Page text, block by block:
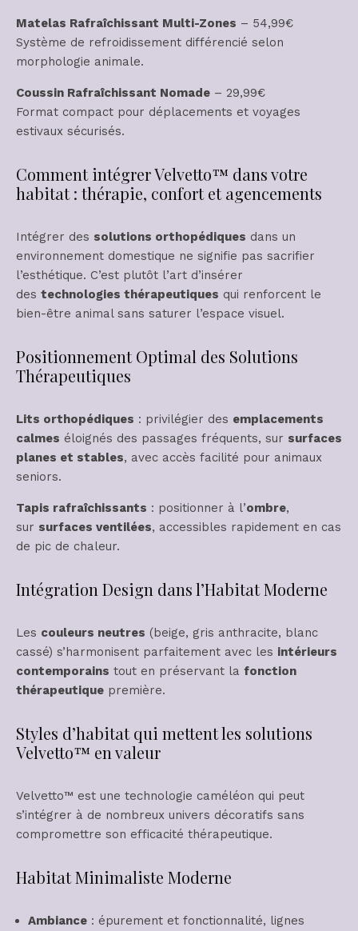
Matelas Rafraîchissant Multi-Zones – 54,99€
Système de refroidissement différencié selon
morphologie animale.
Coussin Rafraîchissant Nomade – 29,99€
Format compact pour déplacements et voyages
estivaux sécurisés.
Comment intégrer Velvetto™ dans votre
habitat : thérapie, confort et agencements
Intégrer des solutions orthopédiques dans un
environnement domestique ne signifie pas sacrifier
l’esthétique. C’est plutôt l’art d’insérer
des technologies thérapeutiques qui renforcent le
bien-être animal sans saturer l’espace visuel.
Positionnement Optimal des Solutions
Thérapeutiques
Lits orthopédiques : privilégier des emplacements
calmes éloignés des passages fréquents, sur surfaces
planes et stables, avec accès facilité pour animaux
seniors.
Tapis rafraîchissants : positionner à l’ombre,
sur surfaces ventilées, accessibles rapidement en cas
de pic de chaleur.
Intégration Design dans l’Habitat Moderne
Les couleurs neutres (beige, gris anthracite, blanc
cassé) s’harmonisent parfaitement avec les intérieurs
contemporains tout en préservant la fonction
thérapeutique première.
Styles d’habitat qui mettent les solutions
Velvetto™ en valeur
Velvetto™ est une technologie caméléon qui peut
s’intégrer à de nombreux univers décoratifs sans
compromettre son efficacité thérapeutique.
Habitat Minimaliste Moderne
Ambiance : épurement et fonctionnalité, lignes